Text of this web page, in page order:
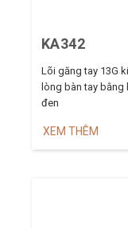
KA342
Lõi găng tay 13G
lòng bàn tay bằng
đen
XEM THÊM